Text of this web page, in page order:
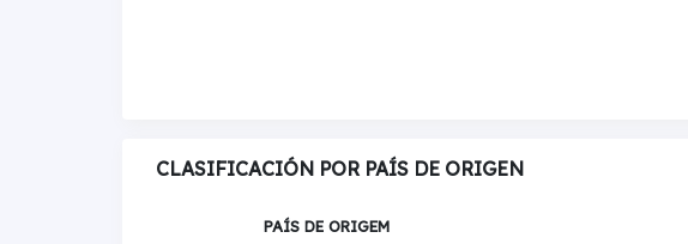
CLASIFICACIÓN POR PAÍS DE ORIGEN
PAÍS DE ORIGEM